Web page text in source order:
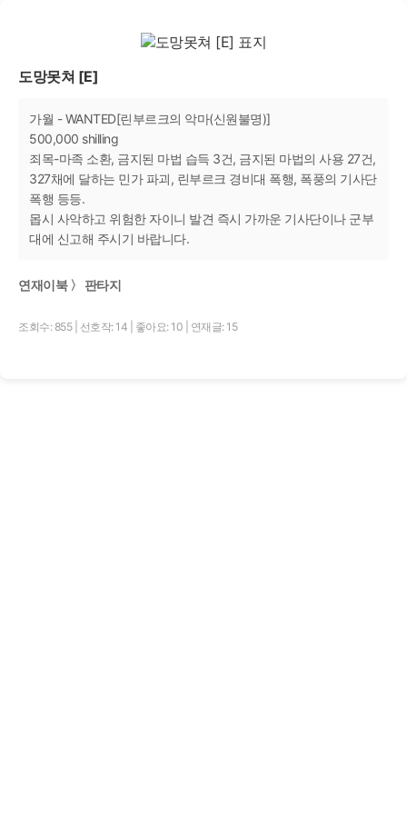
도망못쳐 [E]
가월 - WANTED[린부르크의 악마(신원불명)]
500,000 shilling
죄목-마족 소환, 금지된 마법 습득 3건, 금지된 마법의 사용 27건,
327채에 달하는 민가 파괴, 린부르크 경비대 폭행, 폭풍의 기사단
폭행 등등.
몹시 사악하고 위험한 자이니 발견 즉시 가까운 기사단이나 군부
대에 신고해 주시기 바랍니다.
연재이북 〉 판타지
조회수: 855 선호작: 14 좋아요: 10 연재글: 15